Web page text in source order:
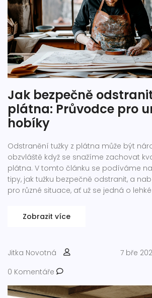
Jak bezpečně
plátna: Průvodce pro
hobíky
Odstranění tužky z plátna může být
obzvláště když se snažíme zachovat
plátna. V tomto článku se podíváme
tipy, jak tužku bezpečně odstranit, a
pro různé situace, ať už se jedná o
neviditelném místě až po konkrétní
Zobrazit více
Jitka Novotná
7 bře
0 Komentáře